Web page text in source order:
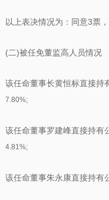
以上表决情况为：同意3票
(二)被任免董监高人员情况
该任命董事长黄恒标直接持
7.80%;
该任命董事罗建峰直接持有
4.81%;
该任命董事朱永康直接持有